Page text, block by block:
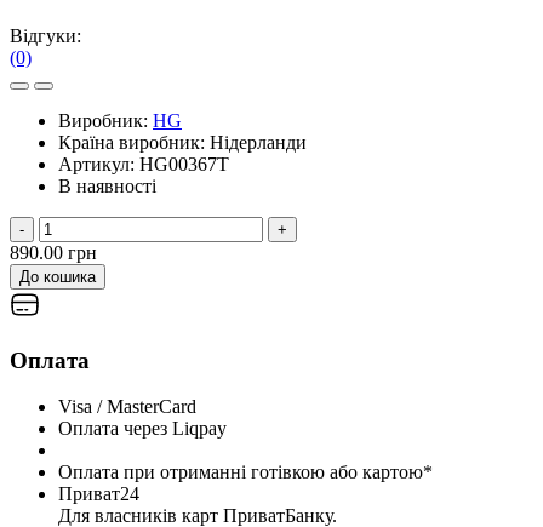
Відгуки:
(0)
Виробник: HG
Країна виробник: Нідерланди
Артикул: HG00367T
В наявності
- +
890.00 грн
До кошика
Оплата
Visa / MasterCard
Оплата через Liqpay
Оплата при отриманні готівкою або картою*
Приват24
Для власників карт ПриватБанку.